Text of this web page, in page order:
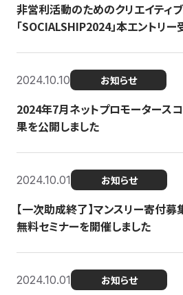
非営利活動のためのクリエイティ
「SOCIALSHIP2024」本エントリ
2024.10.10 お知らせ
2024年7月ネットプロモータース
果を公開しました
2024.10.01 お知らせ
【一次助成終了】マンスリー寄付
無料セミナーを開催しました
2024.10.01 お知らせ